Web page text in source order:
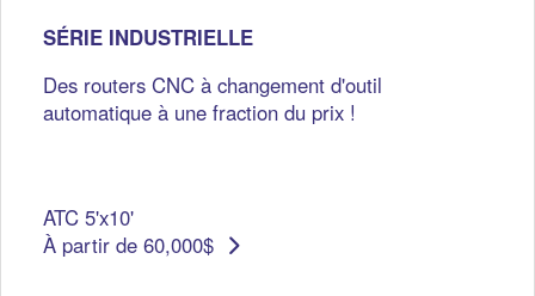
SÉRIE INDUSTRIELLE
Des routers CNC à changement d'outil
automatique à une fraction du prix !
ATC 5'x10'
À partir de 60,000$